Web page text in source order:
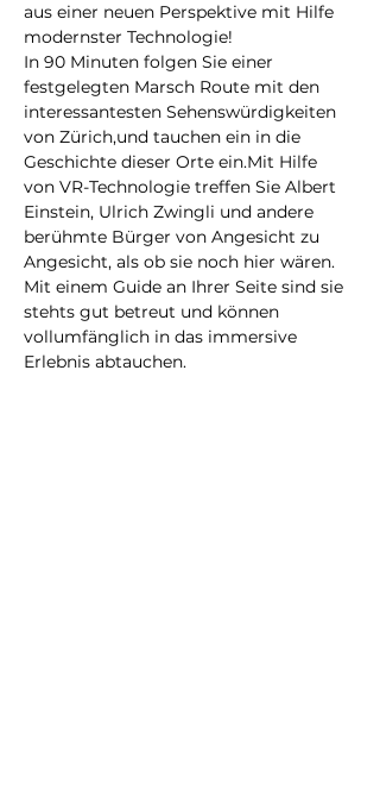
aus einer neuen Perspektive mit Hilfe
modernster Technologie!
In 90 Minuten folgen Sie einer
festgelegten Marsch Route mit den
interessantesten Sehenswürdigkeiten
von Zürich,und tauchen ein in die
Geschichte dieser Orte ein.Mit Hilfe
von VR-Technologie treffen Sie Albert
Einstein, Ulrich Zwingli und andere
berühmte Bürger von Angesicht zu
Angesicht, als ob sie noch hier wären.
Mit einem Guide an Ihrer Seite sind sie
stehts gut betreut und können
vollumfänglich in das immersive
Erlebnis abtauchen.